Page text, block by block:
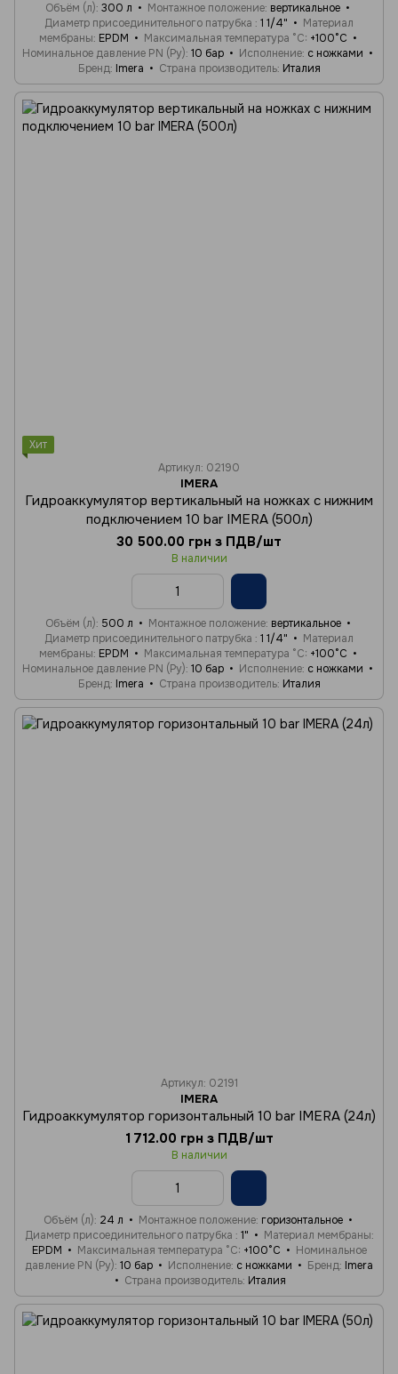
Объём (л) 300 л Монтажное положение вертикальное
Диаметр присоединительного патрубка
1 1/4"
Материал
мембраны EPDM Максимальная температура °C +100°C
Номинальное давление PN (Ру) 10 бар Исполнение с ножками
Бренд Imera Страна производитель Италия
Хит
Артикул: 02190
IMERA
Гидроаккумулятор вертикальный на ножках с нижним
подключением 10 bar IMERA (500л)
30 500.00 грн з ПДВ/шт
В наличии
Объём (л) 500 л Монтажное положение вертикальное
Диаметр присоединительного патрубка
1 1/4"
Материал
мембраны EPDM Максимальная температура °C +100°C
Номинальное давление PN (Ру) 10 бар Исполнение с ножками
Бренд Imera Страна производитель Италия
Артикул: 02191
IMERA
Гидроаккумулятор горизонтальный 10 bar IMERA (24л)
1 712.00 грн з ПДВ/шт
В наличии
Объём (л) 24 л Монтажное положение горизонтальное
Диаметр присоединительного патрубка
1"
Материал мембраны
EPDM
Максимальная температура °C +100°C
Номинальное
давление PN (Ру) 10 бар Исполнение с ножками Бренд Imera
Страна производитель Италия